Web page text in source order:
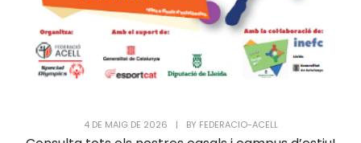
4 DE MAIG DE 2026 | BY FEDERACIO-ACELL